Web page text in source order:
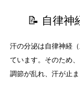
📝 自律神
汗の分泌は自律神経
ています。そのため
調節が乱れ、汗が止